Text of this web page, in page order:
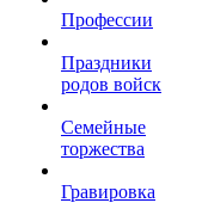
Профессии
Праздники
родов войск
Семейные
торжества
Гравировка